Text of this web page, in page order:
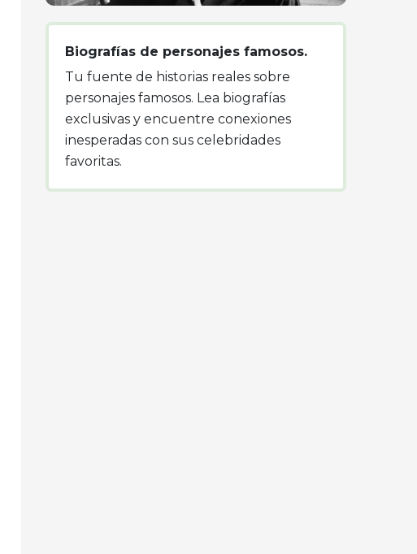
Biografías de personajes famosos.
Tu fuente de historias reales sobre
personajes famosos. Lea biografías
exclusivas y encuentre conexiones
inesperadas con sus celebridades
favoritas.